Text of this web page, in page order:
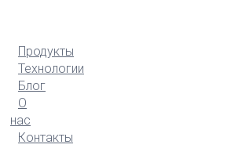
Продукты
Технологии
Блог
О
нас
Контакты